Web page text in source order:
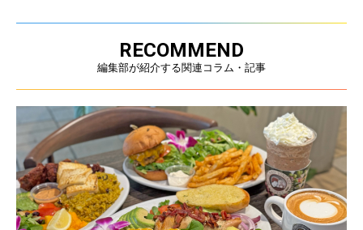
RECOMMEND
編集部が紹介する関連コラム・記事